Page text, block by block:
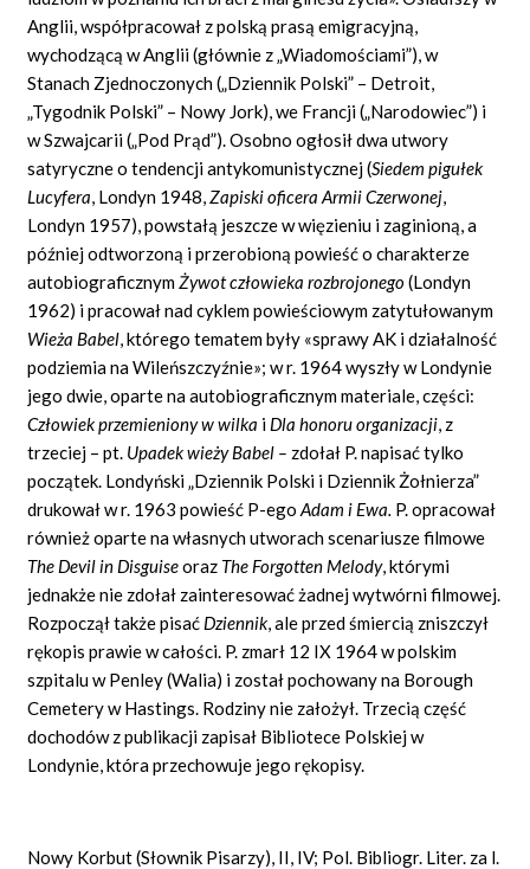
Anglii, współpracował z polską prasą emigracyjną,
wychodzącą w Anglii (głównie z „Wiadomościami”), w
Stanach Zjednoczonych („Dziennik Polski” – Detroit,
„Tygodnik Polski” – Nowy Jork), we Francji („Narodowiec”) i
w Szwajcarii („Pod Prąd”). Osobno ogłosił dwa utwory
satyryczne o tendencji antykomunistycznej (Siedem pigułek
Lucyfera, Londyn 1948,Zapiski oficera Armii Czerwonej,
Londyn 1957), powstałą jeszcze w więzieniu i zaginioną, a
później odtworzoną i przerobioną powieść o charakterze
autobiograficznymŻywot człowieka rozbrojonego(Londyn
1962) i pracował nad cyklem powieściowym zatytułowanym
Wieża Babel, którego tematem były «sprawy AK i działalność
podziemia na Wileńszczyźnie»; w r. 1964 wyszły w Londynie
jego dwie, oparte na autobiograficznym materiale, części:
Człowiek przemieniony w wilka i Dla honoru organizacji, z
trzeciej – pt. Upadek wieży Babel – zdołał P. napisać tylko
początek. Londyński „Dziennik Polski i Dziennik Żołnierza”
drukował w r. 1963 powieść P-egoAdam i Ewa. P. opracował
również oparte na własnych utworach scenariusze filmowe
The Devil in Disguiseoraz The Forgotten Melody, którymi
jednakże nie zdołał zainteresować żadnej wytwórni filmowej.
Rozpoczął także pisać Dziennik, ale przed śmiercią zniszczył
rękopis prawie w całości. P. zmarł 12 IX 1964 w polskim
szpitalu w Penley (Walia) i został pochowany na Borough
Cemetery w Hastings. Rodziny nie założył. Trzecią część
dochodów z publikacji zapisał Bibliotece Polskiej w
Londynie, która przechowuje jego rękopisy.
Nowy Korbut (Słownik Pisarzy), II, IV; Pol. Bibliogr. Liter. za l.